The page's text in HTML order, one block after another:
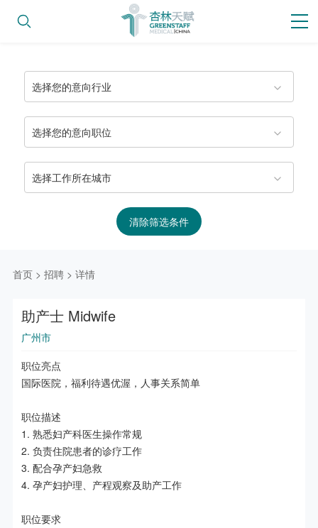
选择您的意向行业
选择您的意向职位
选择工作所在城市
清除筛选条件
首页 > 招聘 > 详情
助产士 Midwife
广州市
职位亮点
国际医院，福利待遇优渥，人事关系简单
职位描述
1. 熟悉妇产科医生操作常规
2. 负责住院患者的诊疗工作
3. 配合孕产妇急救
4. 孕产妇护理、产程观察及助产工作
职位要求